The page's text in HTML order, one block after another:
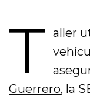
T aller
Guerrero, la